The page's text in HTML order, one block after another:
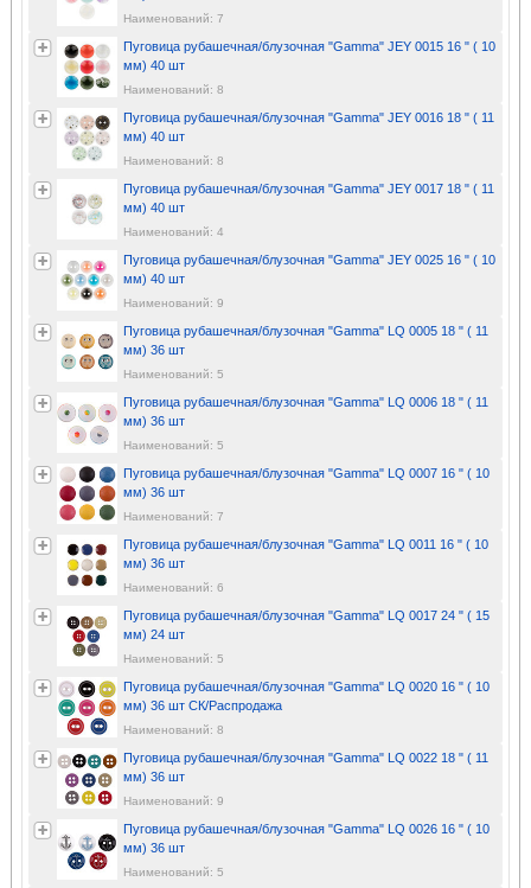
Наименований: 7
Пуговица рубашечная/блузочная "Gamma" JEY 0015 16 " ( 10
мм) 40 шт
Наименований: 8
Пуговица рубашечная/блузочная "Gamma" JEY 0016 18 " ( 11
мм) 40 шт
Наименований: 8
Пуговица рубашечная/блузочная "Gamma" JEY 0017 18 " ( 11
мм) 40 шт
Наименований: 4
Пуговица рубашечная/блузочная "Gamma" JEY 0025 16 " ( 10
мм) 40 шт
Наименований: 9
Пуговица рубашечная/блузочная "Gamma" LQ 0005 18 " ( 11
мм) 36 шт
Наименований: 5
Пуговица рубашечная/блузочная "Gamma" LQ 0006 18 " ( 11
мм) 36 шт
Наименований: 5
Пуговица рубашечная/блузочная "Gamma" LQ 0007 16 " ( 10
мм) 36 шт
Наименований: 7
Пуговица рубашечная/блузочная "Gamma" LQ 0011 16 " ( 10
мм) 36 шт
Наименований: 6
Пуговица рубашечная/блузочная "Gamma" LQ 0017 24 " ( 15
мм) 24 шт
Наименований: 5
Пуговица рубашечная/блузочная "Gamma" LQ 0020 16 " ( 10
мм) 36 шт СК/Распродажа
Наименований: 8
Пуговица рубашечная/блузочная "Gamma" LQ 0022 18 " ( 11
мм) 36 шт
Наименований: 9
Пуговица рубашечная/блузочная "Gamma" LQ 0026 16 " ( 10
мм) 36 шт
Наименований: 5